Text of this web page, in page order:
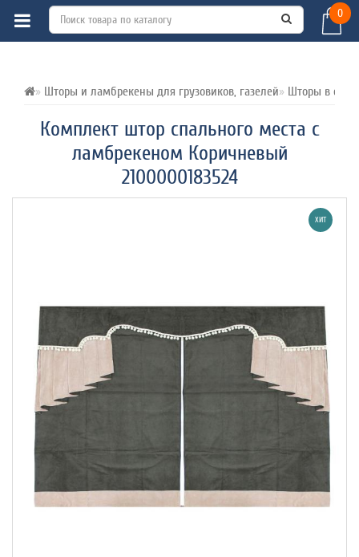
0
Шторы и ламбрекены для грузовиков, газелей Шторы в
Комплект штор спального места с
ламбрекеном Коричневый
2100000183524
ВСЕ О ТОВАРЕ ХАРАКТЕРИСТИКИ
ХИТ